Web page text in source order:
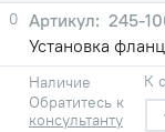
0
245-
Установка
Наличие
Обратитесь к
консультанту
К